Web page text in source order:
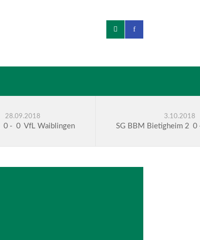
28.09.2018
0 - 0 VfL Waiblingen
3.10.2018
SG BBM Bietigheim 2 0